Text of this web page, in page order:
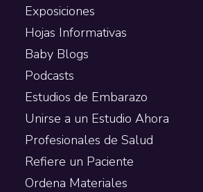
Exposiciones
Hojas Informativas
Baby Blogs
Podcasts
Estudios de Embarazo
Unirse a un Estudio Ahora
Profesionales de Salud
Refiere un Paciente
Ordena Materiales